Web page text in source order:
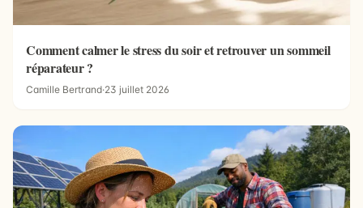
Comment calmer le stress du soir et retrouver un sommeil
réparateur ?
Camille Bertrand·23 juillet 2026